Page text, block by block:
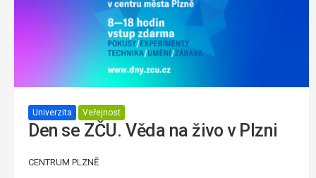
Univerzita Veřejnost
Den se ZČU. Věda na živo v Plzni
CENTRUM PLZNĚ